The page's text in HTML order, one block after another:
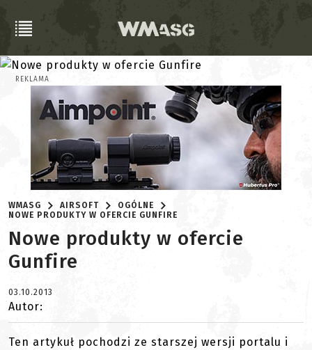
REKLAMA
WMASG AIRSOFT
OGÓLNE
NOWE PRODUKTY W OFERCIE GUNFIRE
Nowe produkty w ofercie
Gunfire
03.10.2013
Autor:
Ten artykuł pochodzi ze starszej wersji portalu i